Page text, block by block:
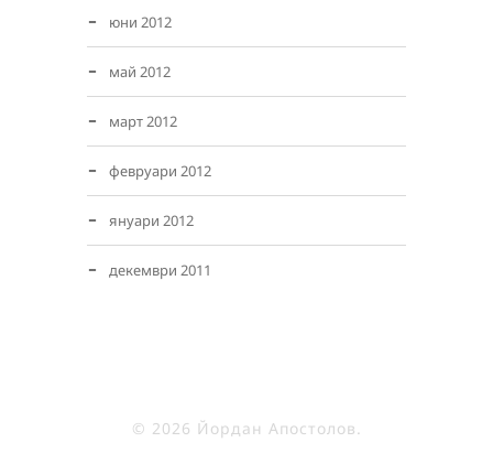
юни 2012
май 2012
март 2012
февруари 2012
януари 2012
декември 2011
© 2026 Йордан Апостолов.